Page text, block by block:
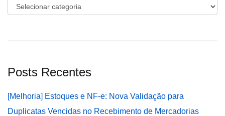
Categorias
Posts Recentes
[Melhoria] Estoques e NF-e: Nova Validação para
Duplicatas Vencidas no Recebimento de Mercadorias